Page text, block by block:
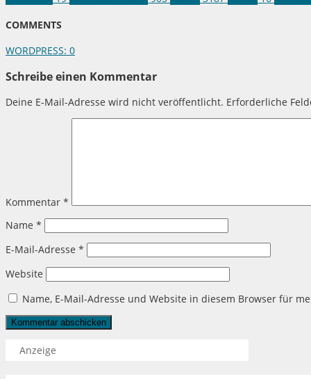
COMMENTS
WORDPRESS: 0
Schreibe einen Kommentar
Deine E-Mail-Adresse wird nicht veröffentlicht. Erforderliche
Kommentar *
Name *
E-Mail-Adresse *
Website
Name, E-Mail-Adresse und Website in diesem Browser für
Anzeige